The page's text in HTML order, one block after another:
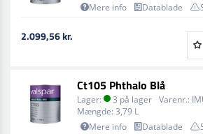
Mere info
Datablade
2.099,56 kr.
Ct105 Phthalo Blå
Lager: 3 på lager Varenr.:
Mængde: 3,79 L
Mere info
Datablade